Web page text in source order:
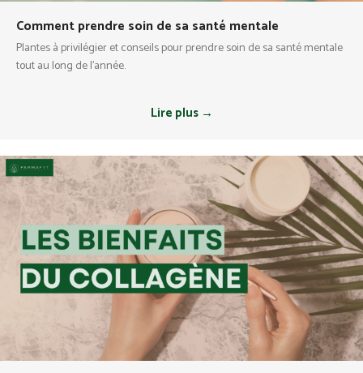
Comment prendre soin de sa santé mentale
Plantes à privilégier et conseils pour prendre soin de sa santé mentale
tout au long de l'année.
Lire plus →